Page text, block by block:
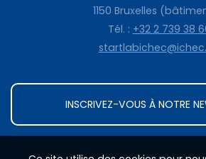
1150 Bruxelles
Tél. : +32 2 739 38
INSCRIVEZ-VOUS À NOTRE